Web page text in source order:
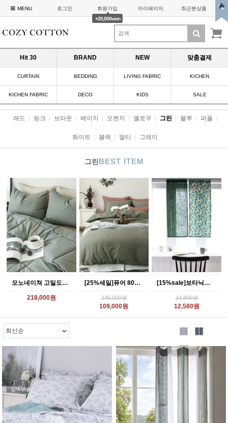
MENU 로그인
회원가입
+20,000won
마이페이지 최근본상품
Hit 30 BRAND NEW 맞춤결제
CURTAIN BEDDING LIVING FABRIC KICHEN
KICHEN FABRIC DECO KIDS SALE
레드 핑크 브라운 베이지 오렌지 옐로우 그린 블루 퍼플
화이트 블랙 멀티 그레이
그린 BEST ITEM
모노네이쳐 고밀도워싱 차렵베딩-카키
218,000원
[25%세일]퓨어 80수 고밀도 바이오워싱 베딩 카키
145,000원
109,000원
[15%sale]보타닉가든 가리개커튼(4style)
14,800원
12,580원